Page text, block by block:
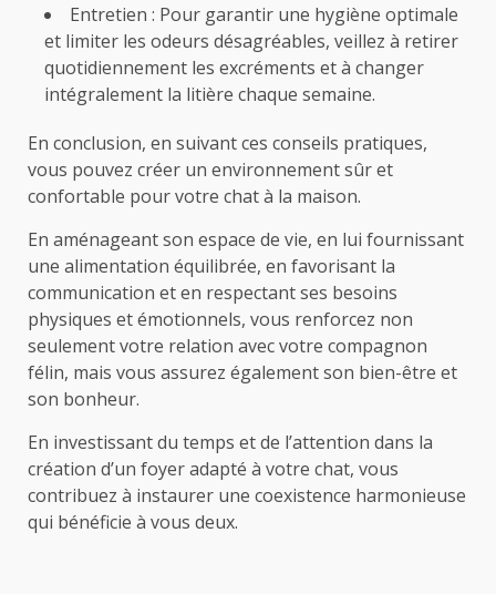
Entretien : Pour garantir une hygiène optimale
et limiter les odeurs désagréables, veillez à retirer
quotidiennement les excréments et à changer
intégralement la litière chaque semaine.
En conclusion, en suivant ces conseils pratiques,
vous pouvez créer un environnement sûr et
confortable pour votre chat à la maison.
En aménageant son espace de vie, en lui fournissant
une alimentation équilibrée, en favorisant la
communication et en respectant ses besoins
physiques et émotionnels, vous renforcez non
seulement votre relation avec votre compagnon
félin, mais vous assurez également son bien-être et
son bonheur.
En investissant du temps et de l’attention dans la
création d’un foyer adapté à votre chat, vous
contribuez à instaurer une coexistence harmonieuse
qui bénéficie à vous deux.